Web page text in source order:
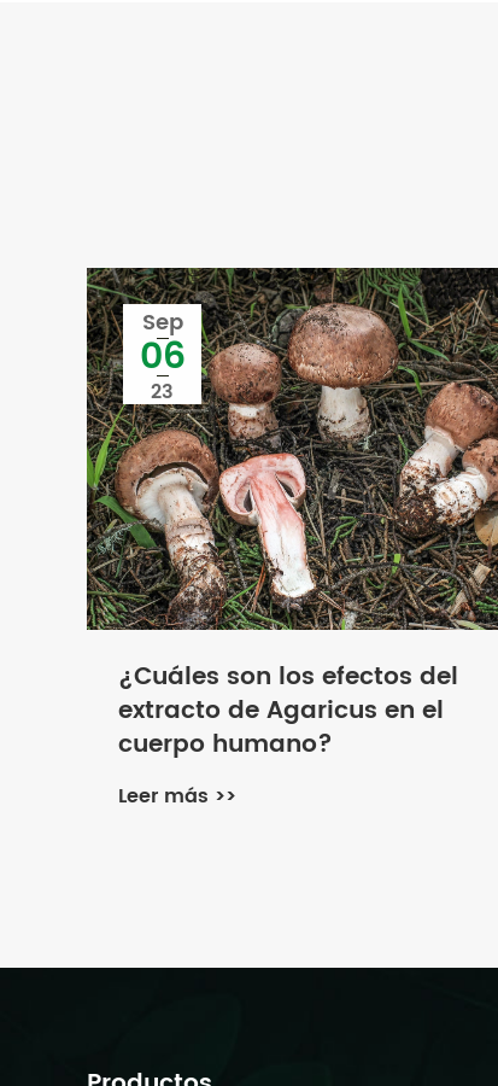
Sep
06
23
¿Cuáles son los efectos del
extracto de Agaricus en el
cuerpo humano?
Leer más >>